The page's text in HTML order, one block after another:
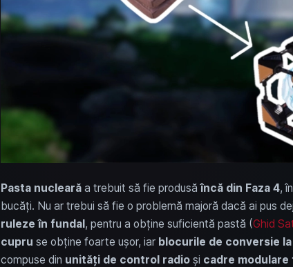
Pasta nuclearăa trebuit să fie produsăîncă din Faza 4,
bucăți. Nu ar trebui să fie o problemă majoră dacă ai pus
ruleze în fundal, pentru a obține suficientă pastă (Ghid
cupru se obține foarte ușor, iar blocurile de conversie
compuse din unități de control radioși cadre